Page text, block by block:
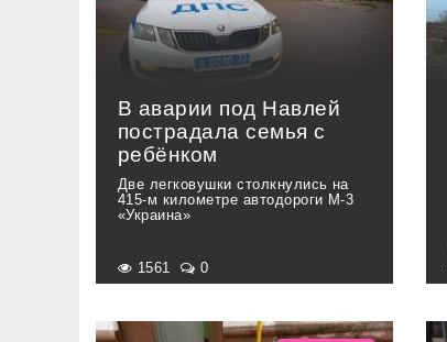
В аварии под Навлей
пострадала семья с
ребёнком
Две легковушки столкнулись на
415-м километре автодороги М-3
«Украина»
1561 0